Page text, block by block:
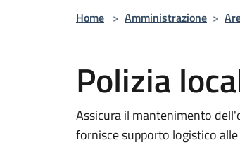
Home > Amministrazione >
Polizia
Assicura il mantenimento
fornisce supporto logistico